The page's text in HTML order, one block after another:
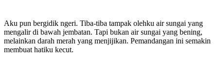
Aku pun bergidik ngeri. Tiba-tiba tampak olehku air sungai yang
mengalir di bawah jembatan. Tapi bukan air sungai yang bening,
melainkan darah merah yang menjijikan. Pemandangan ini semakin
membuat hatiku kecut.